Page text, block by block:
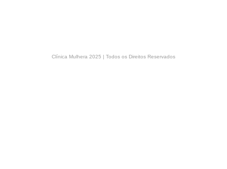
Clínica Mulhera 2025 | Todos os Direitos Reservados